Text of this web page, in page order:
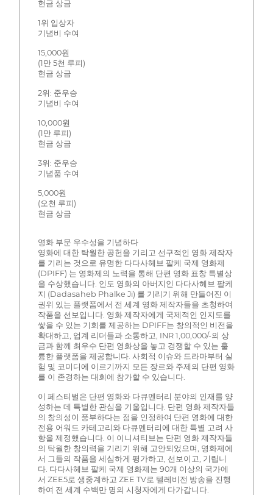
현금 상금
1위 입상자
기념비 수여
15,000원
(1만 5천 루피)
현금 상금
2위: 준우승
기념비 수여
10,000원
(1만 루피)
현금 상금
3위: 준우승
기념품 수여
5,000원
(오천 루피)
현금 상금
영화 부문 우수성을 기념하다
영화에 대한 탁월한 공헌을 기리고 선구적인 영화 제작자
를 기리는 것으로 유명한 다다사헤브 팔케 국제 영화제
(DPIFF) 는 영화제의 노력을 통해 단편 영화 표창 특별상
을 수상했습니다. 인도 영화의 아버지인 다다사헤브 팔케
지 (Dadasaheb Phalke Ji) 를 기리기 위해 만들어진 이
권위 있는 플랫폼에서 전 세계 영화 제작자들을 초청하여
작품을 선보입니다. 영화 제작자에게 국제적인 인지도를
쌓을 수 있는 기회를 제공하는 DPIFF는 창의적인 비전을
확대하고, 업계 리더들과 소통하고, INR 1,00,000/-의 상
금과 함께 최우수 단편 영화상을 놓고 경쟁할 수 있는 훌
륭한 플랫폼을 제공합니다. 사회적 이슈와 드라마부터 실
험 및 코미디에 이르기까지 모든 장르와 주제의 단편 영화
를 이 존경하는 대회에 참가할 수 있습니다.
이 페스티벌은 단편 영화와 다큐멘터리 분야의 인재를 양
성하는 데 특별한 관심을 기울입니다. 단편 영화 제작자들
의 창의성이 풍부하다는 점을 인정하여 단편 영화에 대한
전용 어워드 카테고리와 다큐멘터리에 대한 특별 고려 사
항을 제정했습니다. 이 이니셔티브는 단편 영화 제작자들
의 탁월한 창의력을 기리기 위해 고안되었으며, 영화제에
서 그들의 작품을 세심하게 평가하고, 선보이고, 기립니
다. 다다사헤브 팔케 국제 영화제는 90개 이상의 국가에
서 ZEE5로 생중계하고 ZEE TV로 텔레비전 방송을 진행
하여 전 세계 수백만 명의 시청자에게 다가갑니다.